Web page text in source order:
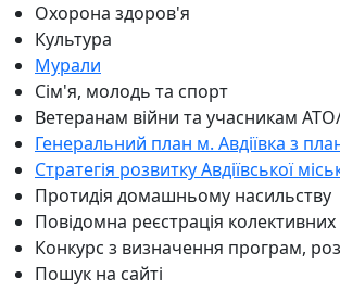
Охорона здоров'я
Культура
Мурали
Сім'я, молодь та спорт
Ветеранам війни та учасникам
Генеральний план м. Авдіївка з
Стратегія розвитку Авдіївської
Протидія домашньому насильству
Повідомна реєстрація
Конкурс з визначення програм,
Пошук на сайті